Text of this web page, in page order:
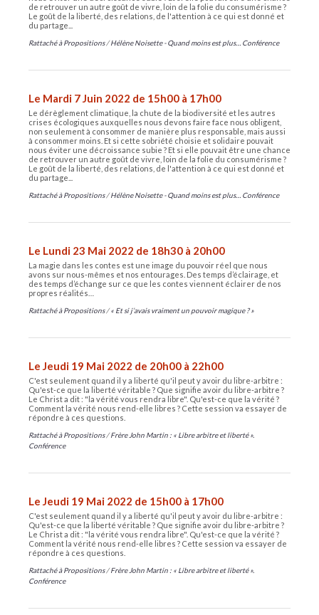
de retrouver un autre goût de vivre, loin de la folie du consumérisme ?
Le goût de la liberté, des relations, de l'attention à ce qui est donné et
du partage...
Rattaché à Propositions /Hélène Noisette - Quand moins est plus… Conférence
Le Mardi 7 Juin 2022 de 15h00 à 17h00
Le dérèglement climatique, la chute de la biodiversité et les autres
crises écologiques auxquelles nous devons faire face nous obligent,
non seulement à consommer de manière plus responsable, mais aussi
à consommer moins. Et si cette sobriété choisie et solidaire pouvait
nous éviter une décroissance subie ? Et si elle pouvait être une chance
de retrouver un autre goût de vivre, loin de la folie du consumérisme ?
Le goût de la liberté, des relations, de l'attention à ce qui est donné et
du partage...
Rattaché à Propositions /Hélène Noisette - Quand moins est plus… Conférence
Le Lundi 23 Mai 2022 de 18h30 à 20h00
La magie dans les contes est une image du pouvoir réel que nous
avons sur nous-mêmes et nos entourages. Des temps d’éclairage, et
des temps d’échange sur ce que les contes viennent éclairer de nos
propres réalités…
Rattaché à Propositions /« Et si j’avais vraiment un pouvoir magique ? »
Le Jeudi 19 Mai 2022 de 20h00 à 22h00
C'est seulement quand il y a liberté qu'il peut y avoir du libre-arbitre :
Qu'est-ce que la liberté véritable ? Que signifie avoir du libre-arbitre ?
Le Christ a dit : "la vérité vous rendra libre". Qu'est-ce que la vérité ?
Comment la vérité nous rend-elle libres ? Cette session va essayer de
répondre à ces questions.
Rattaché à Propositions /Frère John Martin : « Libre arbitre et liberté ».
Conférence
Le Jeudi 19 Mai 2022 de 15h00 à 17h00
C'est seulement quand il y a liberté qu'il peut y avoir du libre-arbitre :
Qu'est-ce que la liberté véritable ? Que signifie avoir du libre-arbitre ?
Le Christ a dit : "la vérité vous rendra libre". Qu'est-ce que la vérité ?
Comment la vérité nous rend-elle libres ? Cette session va essayer de
répondre à ces questions.
Rattaché à Propositions /Frère John Martin : « Libre arbitre et liberté ».
Conférence